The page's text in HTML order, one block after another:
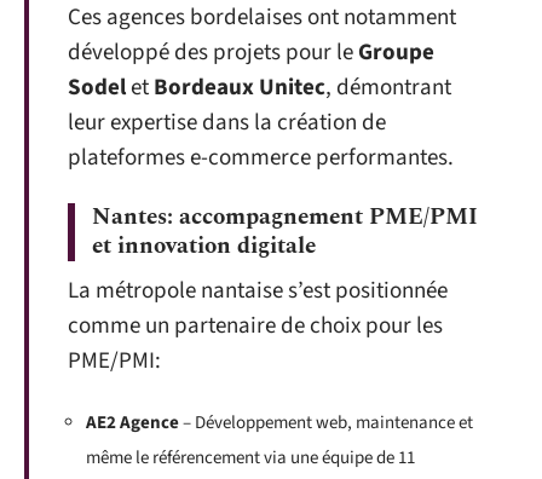
Ces agences bordelaises ont notamment
développé des projets pour leGroupe
SodeletBordeaux Unitec, démontrant
leur expertise dans la création de
plateformes e-commerce performantes.
Nantes: accompagnement PME/PMI
et innovation digitale
La métropole nantaise s’est positionnée
comme un partenaire de choix pour les
PME/PMI:
AE2 Agence– Développement web, maintenance et
même le référencement via une équipe de 11